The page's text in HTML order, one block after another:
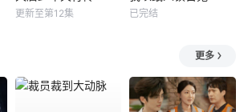
更新至第12集 已完结
更多